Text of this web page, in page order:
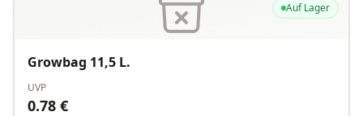
Auf Lager
Growbag 11,5 L.
UVP
0.78 €